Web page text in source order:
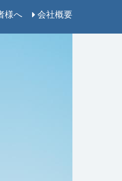
様へ 会社概要